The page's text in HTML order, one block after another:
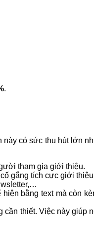
.
có sức thu hút lớn
tham gia giới thiệu.
gắng tích cực giới
bằng text mà còn
cần thiết. Việc này giúp